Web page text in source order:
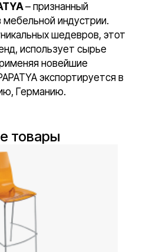
– признанный
индустрии.
шедевров, этот
использует сырье
новейшие
экспортируется в
Германию.
товары